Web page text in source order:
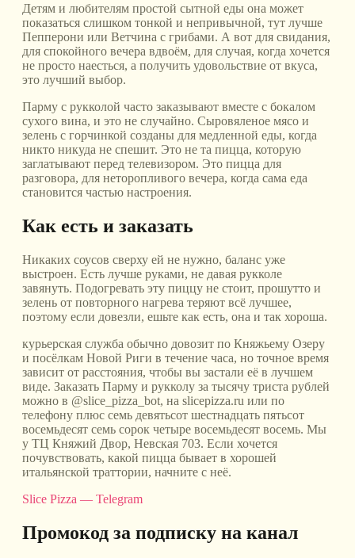
Детям и любителям простой сытной еды она может
показаться слишком тонкой и непривычной, тут лучше
Пепперони или Ветчина с грибами. А вот для свидания,
для спокойного вечера вдвоём, для случая, когда хочется
не просто наесться, а получить удовольствие от вкуса,
это лучший выбор.
Парму с рукколой часто заказывают вместе с бокалом
сухого вина, и это не случайно. Сыровяленое мясо и
зелень с горчинкой созданы для медленной еды, когда
никто никуда не спешит. Это не та пицца, которую
заглатывают перед телевизором. Это пицца для
разговора, для неторопливого вечера, когда сама еда
становится частью настроения.
Как есть и заказать
Никаких соусов сверху ей не нужно, баланс уже
выстроен. Есть лучше руками, не давая рукколе
завянуть. Подогревать эту пиццу не стоит, прошутто и
зелень от повторного нагрева теряют всё лучшее,
поэтому если довезли, ешьте как есть, она и так хороша.
курьерская служба обычно довозит по Княжьему Озеру
и посёлкам Новой Риги в течение часа, но точное время
зависит от расстояния, чтобы вы застали её в лучшем
виде. Заказать Парму и рукколу за тысячу триста рублей
можно в @slice_pizza_bot, на slicepizza.ru или по
телефону плюс семь девятьсот шестнадцать пятьсот
восемьдесят семь сорок четыре восемьдесят восемь. Мы
у ТЦ Княжий Двор, Невская 703. Если хочется
почувствовать, какой пицца бывает в хорошей
итальянской траттории, начните с неё.
Slice Pizza — Telegram
Промокод за подписку на канал